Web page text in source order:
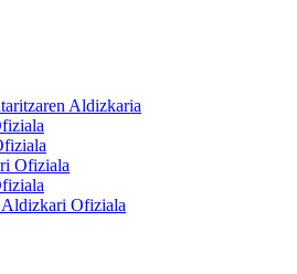
Aldizkaria
Ofiziala
Aldizkari Ofiziala